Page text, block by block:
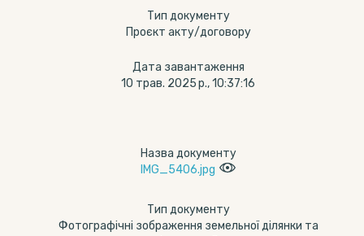
Тип документу
Проєкт акту/договору
Дата завантаження
10 трав. 2025 р., 10:37:16
Назва документу
IMG_5406.jpg
Тип документу
Фотографічні зображення земельної ділянки та